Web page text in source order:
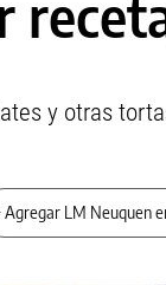
y otras
Agregar LM Neuquen